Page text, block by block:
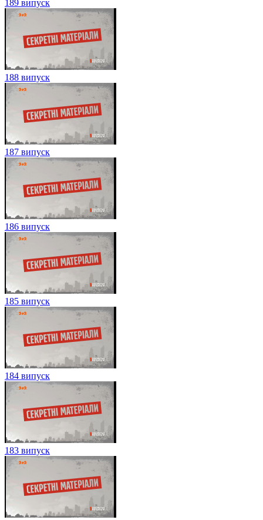
189 випуск
188 випуск
187 випуск
186 випуск
185 випуск
184 випуск
183 випуск